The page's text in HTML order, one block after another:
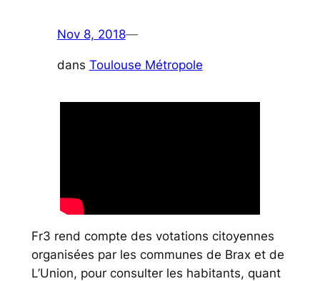
Nov 8, 2018—
dans Toulouse Métropole
Fr3 rend compte des votations citoyennes
organisées par les communes de Brax et de
L’Union, pour consulter les habitants, quant